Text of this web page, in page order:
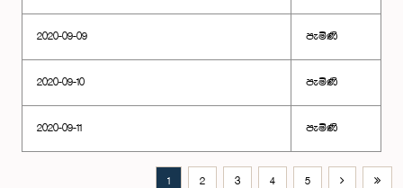
2020-09-09 පැමිණි
2020-09-10 පැමිණි
2020-09-11 පැමිණි
1 2 3 4 5